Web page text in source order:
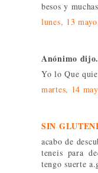
besos y
lunes, 13
Anónimo
Yo lo Que
martes, 14
SIN
acabo de
teneis para
tengo suerte